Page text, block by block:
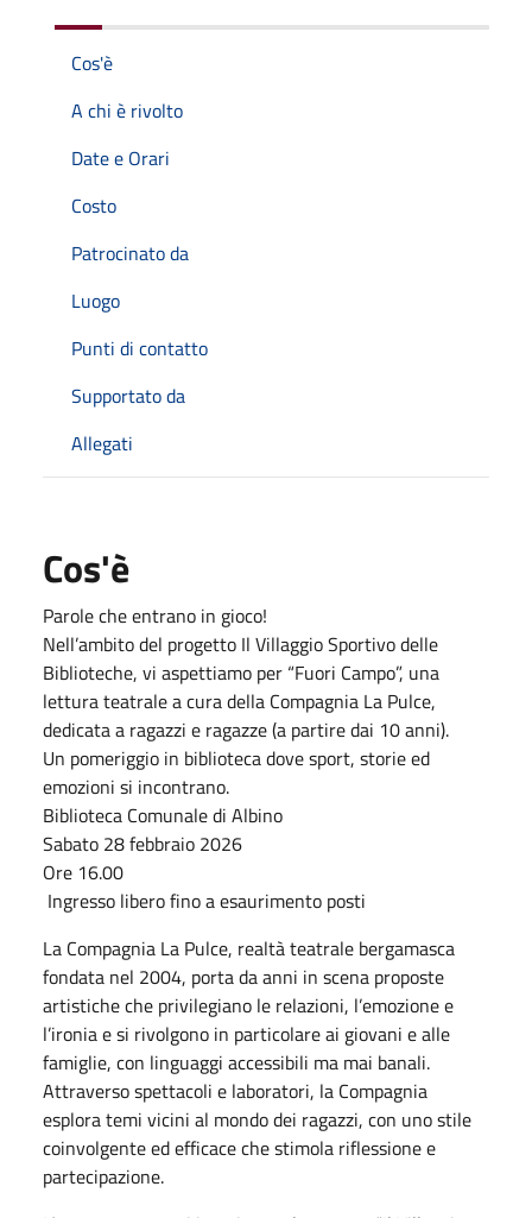
Cos'è
A chi è rivolto
Date e Orari
Costo
Patrocinato da
Luogo
Punti di contatto
Supportato da
Allegati
Cos'è
Parole che entrano in gioco!
Nell’ambito del progetto Il Villaggio Sportivo delle
Biblioteche, vi aspettiamo per “Fuori Campo”, una
lettura teatrale a cura della Compagnia La Pulce,
dedicata a ragazzi e ragazze (a partire dai 10 anni).
Un pomeriggio in biblioteca dove sport, storie ed
emozioni si incontrano.
Biblioteca Comunale di Albino
Sabato 28 febbraio 2026
Ore 16.00
Ingresso libero fino a esaurimento posti
La Compagnia La Pulce, realtà teatrale bergamasca
fondata nel 2004, porta da anni in scena proposte
artistiche che privilegiano le relazioni, l’emozione e
l’ironia e si rivolgono in particolare ai giovani e alle
famiglie, con linguaggi accessibili ma mai banali.
Attraverso spettacoli e laboratori, la Compagnia
esplora temi vicini al mondo dei ragazzi, con uno stile
coinvolgente ed efficace che stimola riflessione e
partecipazione.